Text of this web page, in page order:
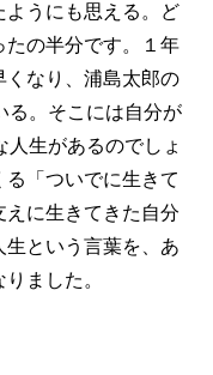
ようにも思える。ど
たの半分です。１年
くなり、浦島太郎の
る。そこには自分が
生があるのでしょ
「ついでに生きて
に生きてきた自分
という言葉を、あ
ました。